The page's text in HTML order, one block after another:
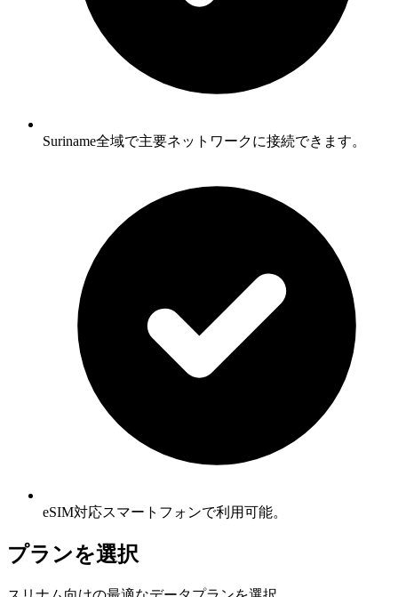
Suriname全域で主要ネットワークに接続できます。
eSIM対応スマートフォンで利用可能。
プランを選択